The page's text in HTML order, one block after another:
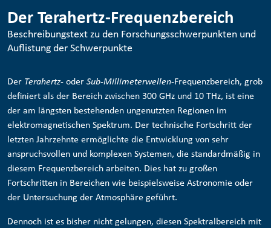
Der Terahertz-Frequenzbereich
Beschreibungstext zu den Forschungsschwerpunkten und
Auflistung der Schwerpunkte
Der Terahertz- oder Sub-Millimeterwellen-Frequenzbereich, grob
definiert als der Bereich zwischen 300 GHz und 10 THz, ist eine
der am längsten bestehenden ungenutzten Regionen im
elektromagnetischen Spektrum. Der technische Fortschritt der
letzten Jahrzehnte ermöglichte die Entwicklung von sehr
anspruchsvollen und komplexen Systemen, die standardmäßig in
diesem Frequenzbereich arbeiten. Dies hat zu großen
Fortschritten in Bereichen wie beispielsweise Astronomie oder
der Untersuchung der Atmosphäre geführt.
Dennoch ist es bisher nicht gelungen, diesen Spektralbereich mit